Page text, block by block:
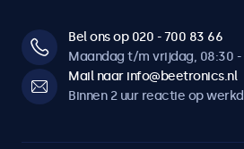
Bel ons op 020 - 700 83 66
Maandag t/m vrijdag, 08:30 -
Mail naar info@beetronics.nl
Binnen 2 uur reactie op